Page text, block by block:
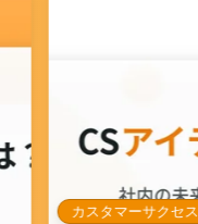
カスタマーサクセス